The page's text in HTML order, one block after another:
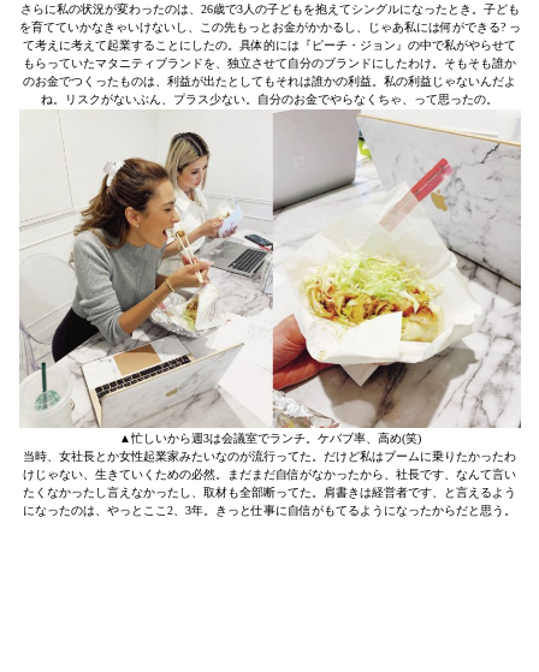
さらに私の状況が変わったのは、26歳で3人の子どもを抱えてシングルになったとき。子ども
を育てていかなきゃいけないし、この先もっとお金がかかるし、じゃあ私には何ができる? っ
て考えに考えて起業することにしたの。具体的には『ピーチ・ジョン』の中で私がやらせて
もらっていたマタニティブランドを、独立させて自分のブランドにしたわけ。そもそも誰か
のお金でつくったものは、利益が出たとしてもそれは誰かの利益。私の利益じゃないんだよ
ね。リスクがないぶん、プラス少ない。自分のお金でやらなくちゃ、って思ったの。
▲忙しいから週3は会議室でランチ。ケバブ率、高め(笑)
当時、女社長とか女性起業家みたいなのが流行ってた。だけど私はブームに乗りたかったわ
けじゃない、生きていくための必然。まだまだ自信がなかったから、社長です、なんて言い
たくなかったし言えなかったし、取材も全部断ってた。肩書きは経営者です、と言えるよう
になったのは、やっとここ2、3年。きっと仕事に自信がもてるようになったからだと思う。